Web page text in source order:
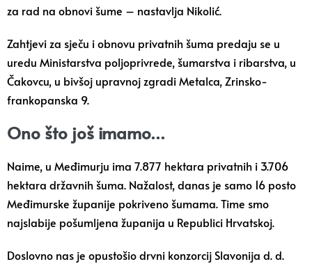
za rad na obnovi šume – nastavlja Nikolić.
Zahtjevi za sječu i obnovu privatnih šuma predaju se u
uredu Ministarstva poljoprivrede, šumarstva i ribarstva, u
Čakovcu, u bivšoj upravnoj zgradi Metalca, Zrinsko-
frankopanska 9.
Ono što još imamo…
Naime, u Međimurju ima 7.877 hektara privatnih i 3.706
hektara državnih šuma. Nažalost, danas je samo 16 posto
Međimurske županije pokriveno šumama. Time smo
najslabije pošumljena županija u Republici Hrvatskoj.
Doslovno nas je opustošio drvni konzorcij Slavonija d. d.